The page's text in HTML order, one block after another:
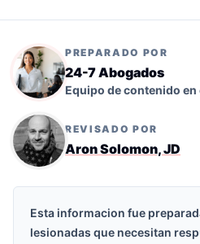
PREPARADO POR
24-7 Abogados
Equipo de contenido en
REVISADO POR
Aron Solomon, JD
Esta informacion fue
lesionadas que necesitan